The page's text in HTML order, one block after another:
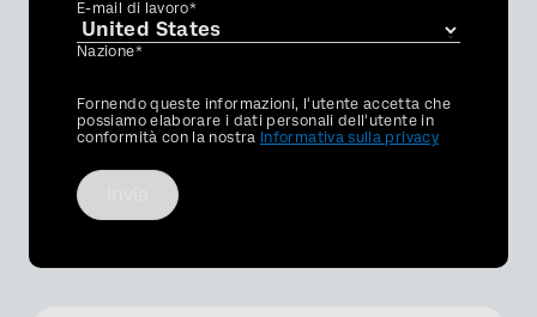
E-mail di lavoro*
Nazione*
Privacy
Optin
Fornendo queste informazioni, l'utente accetta che
possiamo elaborare i dati personali dell'utente in
conformità con la nostra Informativa sulla privacy